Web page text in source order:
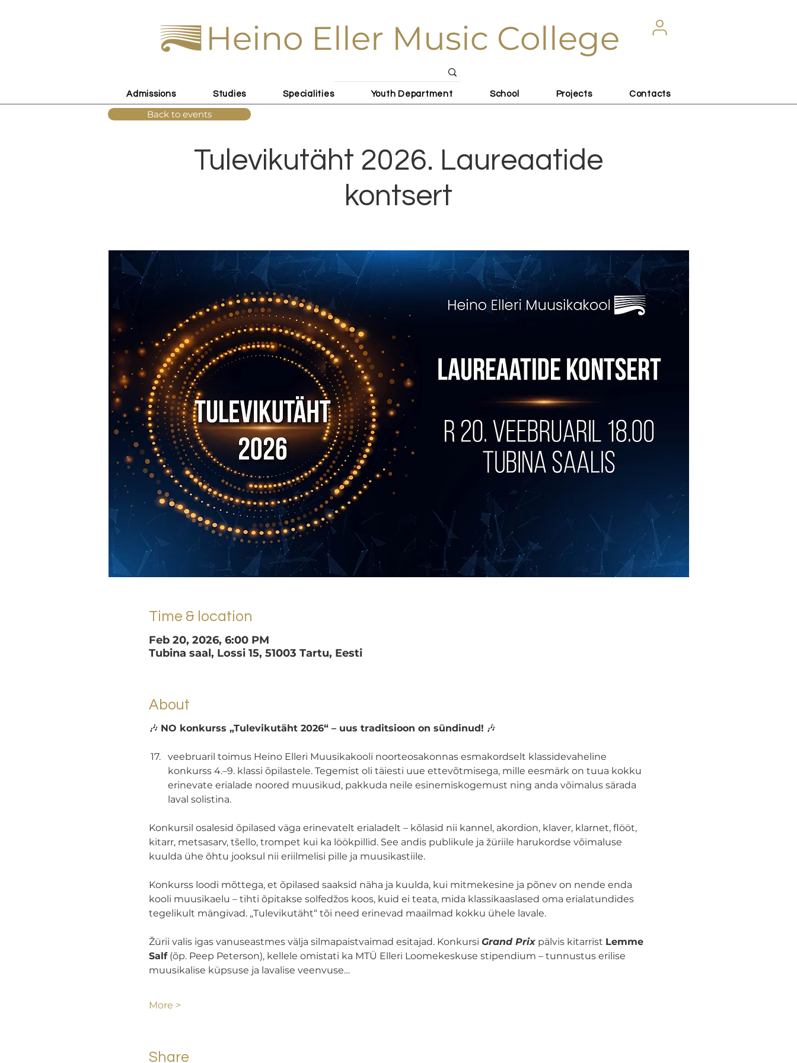
Heino Eller Music College
Admissions Studies Specialities Youth Department School Projects Contacts
Tulevikutäht 2026. Laureaatide
kontsert
Time & location
Feb 20, 2026, 6:00 PM
Tubina saal, Lossi 15, 51003 Tartu, Eesti
About
🎶 NO konkurss „Tulevikutäht 2026“ – uus traditsioon on sündinud! 🎶
veebruaril toimus Heino Elleri Muusikakooli noorteosakonnas esmakordselt klassidevaheline
konkurss 4.–9. klassi õpilastele. Tegemist oli täiesti uue ettevõtmisega, mille eesmärk on tuua kokku
erinevate erialade noored muusikud, pakkuda neile esinemiskogemust ning anda võimalus särada
laval solistina.
Konkursil osalesid õpilased väga erinevatelt erialadelt – kõlasid nii kannel, akordion, klaver, klarnet, flööt,
kitarr, metsasarv, tšello, trompet kui ka löökpillid. See andis publikule ja žüriile harukordse võimaluse
kuulda ühe õhtu jooksul nii eriilmelisi pille ja muusikastiile.
Konkurss loodi mõttega, et õpilased saaksid näha ja kuulda, kui mitmekesine ja põnev on nende enda
kooli muusikaelu – tihti õpitakse solfedžos koos, kuid ei teata, mida klassikaaslased oma erialatundides
tegelikult mängivad. „Tulevikutäht“ tõi need erinevad maailmad kokku ühele lavale.
Žürii valis igas vanuseastmes välja silmapaistvaimad esitajad. Konkursi Grand Prix pälvis kitarrist Lemme
Salf (õp. Peep Peterson), kellele omistati ka MTÜ Elleri Loomekeskuse stipendium – tunnustus erilise
muusikalise küpsuse ja lavalise veenvuse…
More >
Share
Back to events